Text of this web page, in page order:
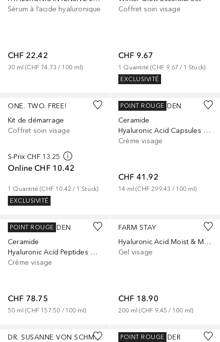
Sérum à l’acide hyaluronique
CHF 22.42
30 ml (CHF 74.73 / 100 ml)
Coffret soin visage
CHF 9.67
1 Quantité (CHF 9.67 / 1 Stück)
EXCLUSIVITÉ
ONE. TWO. FREE!
Kit de démarrage
Coffret soin visage
S-Prix CHF 13.25
Online CHF 10.42
1 Quantité (CHF 10.42 / 1 Stück)
EXCLUSIVITÉ
ELIZABETH ARDEN
Ceramide
Hyaluronic Acid Capsules Peptides
Crème visage
CHF 41.92
14 ml (CHF 299.43 / 100 ml)
POINT ROUGE
ELIZABETH ARDEN
Ceramide
Hyaluronic Acid Peptides Water Cream
Crème visage
CHF 78.75
50 ml (CHF 157.50 / 100 ml)
POINT ROUGE
FARM STAY
Hyaluronic Acid Moist & Mild Gel Foam
Gel visage
CHF 18.90
200 ml (CHF 9.45 / 100 ml)
DR. SUSANNE VON SCHMIEDEBERG
MONIKA BLUNDER
POINT ROUGE
+ 1